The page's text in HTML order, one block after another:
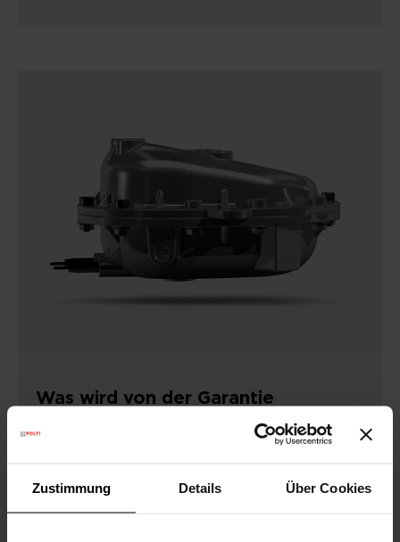
Zustimmung Details Über Cookies
Was wird von der Garantie
abgedeckt?
die durch Kalk entstandenen Schäden an der
Dampfkesseleinheit des Geräts La Vaporella